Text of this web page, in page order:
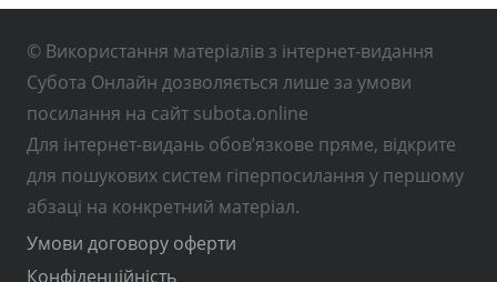
© Використання матеріалів з інтернет-видання
Субота Онлайн дозволяється лише за умови
посилання на сайт subota.online
Для інтернет-видань обов’язкове пряме, відкрите
для пошукових систем гіперпосилання у першому
абзаці на конкретний матеріал.
Умови договору оферти
Конфіденційність